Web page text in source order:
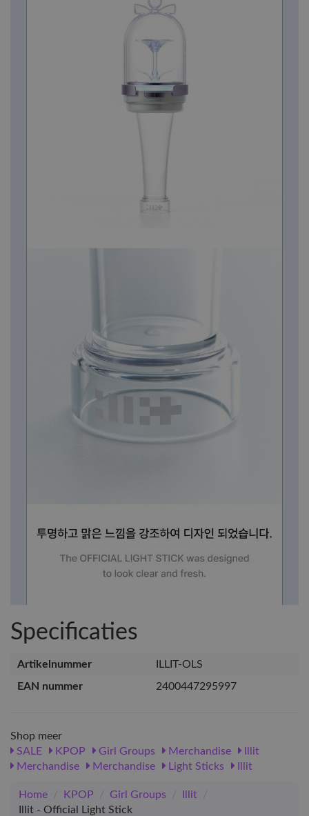
Specificaties
Artikelnummer
ILLIT-OLS
EAN nummer
2400447295997
Shop meer
SALE
KPOP Girl Groups Merchandise
Illit
Merchandise
Merchandise Light Sticks Illit
Home / KPOP / Girl Groups / Illit
/
Illit - Official Light Stick